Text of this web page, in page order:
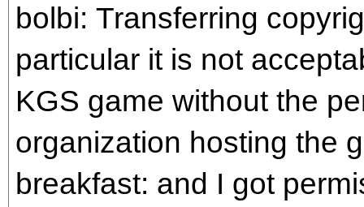
bolbi: Transferring
particular it is not
KGS game without the
organization hosting the
breakfast: and I got